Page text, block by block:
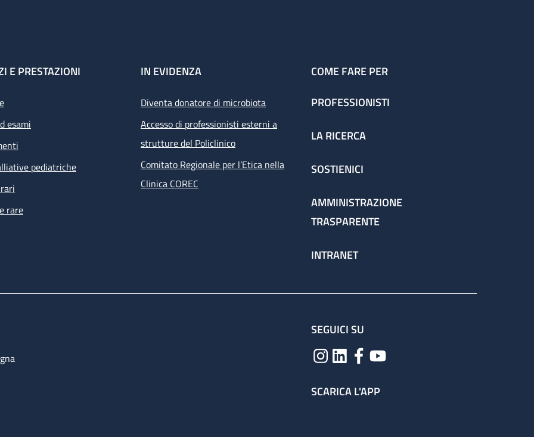
E PRESTAZIONI
esami
pediatriche
rare
IN EVIDENZA
Diventa donatore di microbiota
Accesso di professionisti esterni a
strutture del Policlinico
Comitato Regionale per l’Etica nella
Clinica COREC
COME FARE PER
PROFESSIONISTI
LA RICERCA
SOSTIENICI
AMMINISTRAZIONE
TRASPARENTE
INTRANET
SEGUICI SU
SCARICA L'APP